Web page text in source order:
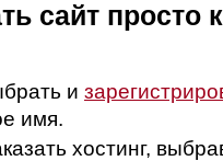
сайт просто
и
имя.
хостинг,